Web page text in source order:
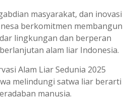
masyarakat, dan inovasi
berkomitmen membangun
lingkungan dan berperan
alam liar Indonesia.
Alam Liar Sedunia 2025
melindungi satwa liar berarti
manusia.